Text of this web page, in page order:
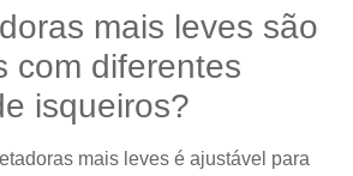
mais leves são
com diferentes
isqueiros?
mais leves é ajustável para